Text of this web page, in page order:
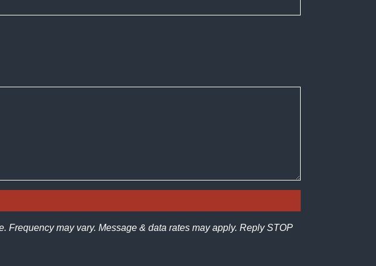
Frequency may vary. Message & data rates may apply. Reply STOP